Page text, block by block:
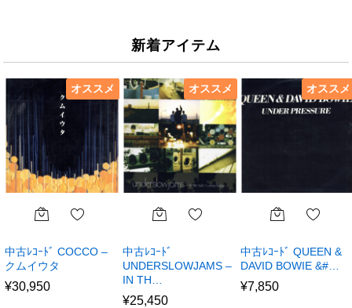
新着アイテム
オススメ
中古ﾚｺｰﾄﾞ COCCO –
クムイウタ
¥30,950
オススメ
中古ﾚｺｰﾄﾞ
UNDERSLOWJAMS –
IN TH…
¥25,450
オススメ
中古ﾚｺｰﾄﾞ QUEEN &
DAVID BOWIE &#…
¥7,850